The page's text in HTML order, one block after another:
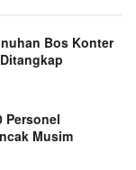
Bos Konter
Personel
Musim